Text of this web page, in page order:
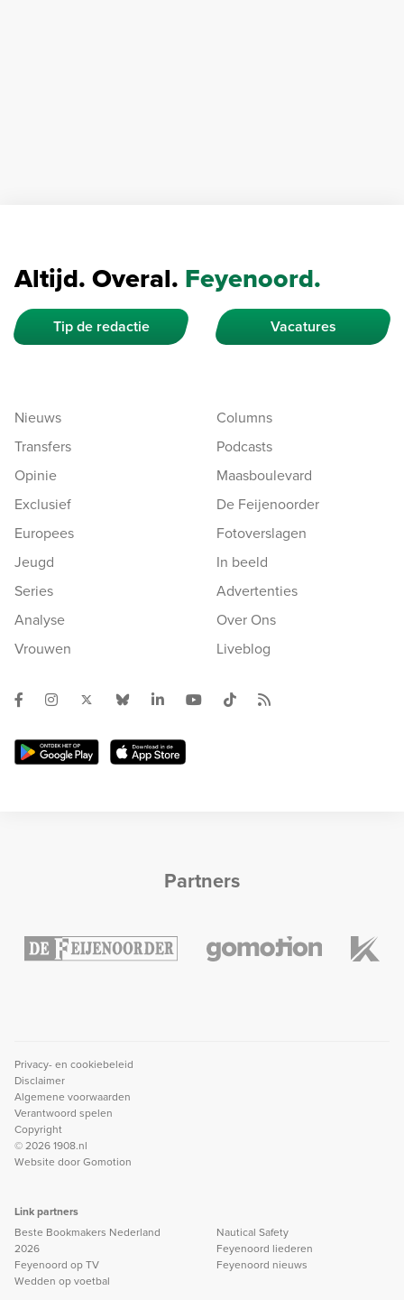
Altijd. Overal. Feyenoord.
Tip de redactie Vacatures
Nieuws
Transfers
Opinie
Exclusief
Europees
Jeugd
Series
Analyse
Vrouwen
Columns
Podcasts
Maasboulevard
De Feijenoorder
Fotoverslagen
In beeld
Advertenties
Over Ons
Liveblog
Partners
Privacy- en cookiebeleid
Disclaimer
Algemene voorwaarden
Verantwoord spelen
Copyright
© 2026 1908.nl
Website doorGomotion
Link partners
Beste Bookmakers Nederland
2026
Feyenoord op TV
Wedden op voetbal
Nautical Safety
Feyenoord liederen
Feyenoord nieuws